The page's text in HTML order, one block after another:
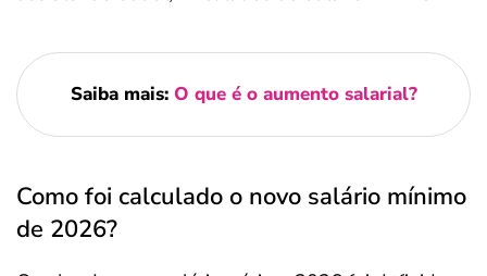
Saiba mais: O que é o aumento salarial?
Como foi calculado o novo salário mínimo
de 2026?